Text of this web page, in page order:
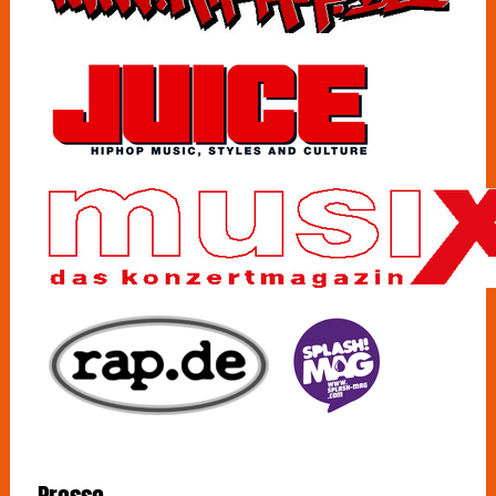
uns unsere eigene Straße zu bauen. Eine Straße, auf
die noch niemand getreten ist und die den Weg in eine
bessere Zukunft weist.“
„Makadam“ erzählt Geschichten von der Straße, von
Dingen, die auf ihr passiert sind - an ihren Ecken, in
den auf ihr gebauten Häusern und deren Hinterhöfen.
Schreckliche, aber auch schöne Geschichten, die
Dramatik stark von der bekannten Betonpoesie
unterscheiden.
„Geboren in der Großstadt“ erzählt vom Aufwachsen
in Kiew, dem Familienzusammenhalt und den
Eindrücken, die OLEXESHals kleiner Junge erlebt hat,
Versprechen“ den Weg einer jungen Frau
nachzeichnet, die auf dem Weg aus Osteuropa nach
Deutschland auf die schiefe Bahn gerät.
Nach demOLEXESH
mit „Nu Eta Da“ und „Masta“
seine außergewöhnliche Rap-Technik unter Beweis